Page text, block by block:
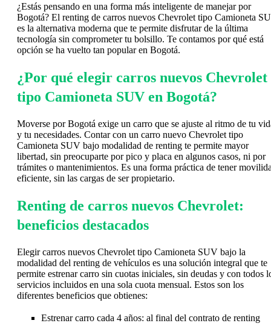
¿Estás pensando en una forma más inteligente de manejar por
Bogotá? El renting de carros nuevos Chevrolet tipo Camioneta
es la alternativa moderna que te permite disfrutar de la última
tecnología sin comprometer tu bolsillo. Te contamos por qué está
opción se ha vuelto tan popular en Bogotá.
¿Por qué elegir carros nuevos Chevrolet
tipo Camioneta SUV en Bogotá?
Moverse por Bogotá exige un carro que se ajuste al ritmo de tu
y tu necesidades. Contar con un carro nuevo Chevrolet tipo
Camioneta SUV bajo modalidad de renting te permite mayor
libertad, sin preocuparte por pico y placa en algunos casos, ni por
trámites o mantenimientos. Es una forma práctica de tener
eficiente, sin las cargas de ser propietario.
Renting de carros nuevos Chevrolet:
beneficios destacados
Elegir carros nuevos Chevrolet tipo Camioneta SUV bajo la
modalidad del renting de vehículos es una solución integral que te
permite estrenar carro sin cuotas iniciales, sin deudas y con todos
servicios incluidos en una sola cuota mensual. Estos son los
diferentes beneficios que obtienes:
Estrenar carro cada 4 años: al final del contrato de renting